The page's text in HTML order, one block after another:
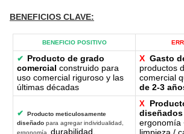
BENEFICIOS CLAVE:
BENEFICIO POSITIVO
✔ Producto de grado
comercial construido para
uso comercial riguroso y las
últimas décadas
X Gasto
productos
comercial
de 2-3
✔
Producto meticulosamente
diseñado para agregar individualidad,
ergonomía, durabilidad,
X
diseñados
ergonomía